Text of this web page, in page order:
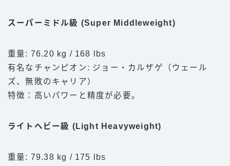
スーパーミドル級 (Super Middleweight)
重量: 76.20 kg / 168 lbs
有名なチャンピオン: ジョー・カルザゲ（ウェール
ズ、無敗のキャリア）
特徴：高いパワーと精度が必要。
ライトヘビー級 (Light Heavyweight)
重量: 79.38 kg / 175 lbs